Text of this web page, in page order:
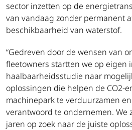
sector inzetten op de
van vandaag zonder permanent
beschikbaarheid van waterstof.
“Gedreven door de wensen van
fleetowners startten we op eigen
haalbaarheidsstudie naar
oplossingen die helpen de CO2-
machinepark te verduurzamen
verantwoord te ondernemen. We
jaren op zoek naar de juiste